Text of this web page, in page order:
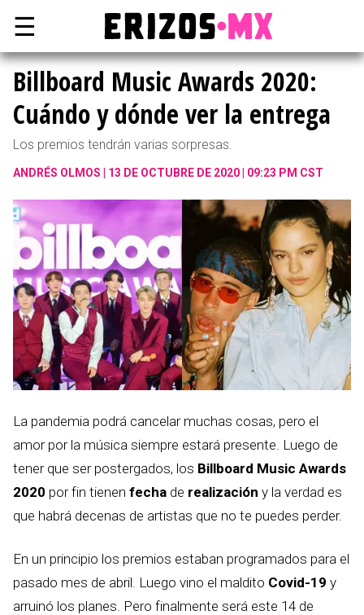
☰
Billboard Music Awards 2020:
Cuándo y dónde ver la entrega
Los premios tendrán varias sorpresas.
ANDRÉS OLMOS 13 DE OCTUBRE DE 2020 | 09:23 PM CST
La pandemia podrá cancelar muchas cosas, pero el
amor por la música siempre estará presente. Luego de
tener que ser postergados, los Billboard Music Awards
2020 por fin tienen fecha de realización y la verdad es
que habrá decenas de artistas que no te puedes perder.
En un principio los premios estaban programados para el
pasado mes de abril. Luego vino el maldito Covid-19 y
arruinó los planes. Pero finalmente será este 14 de